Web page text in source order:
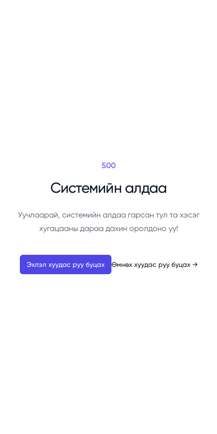
500
Системийн алдаа
Уучлаарай, системийн алдаа гарсан тул та хэсэг
хугацааны дараа дахин оролдоно уу!
Эхлэл хуудас руу буцах Өмнөх хуудас руу буцах →